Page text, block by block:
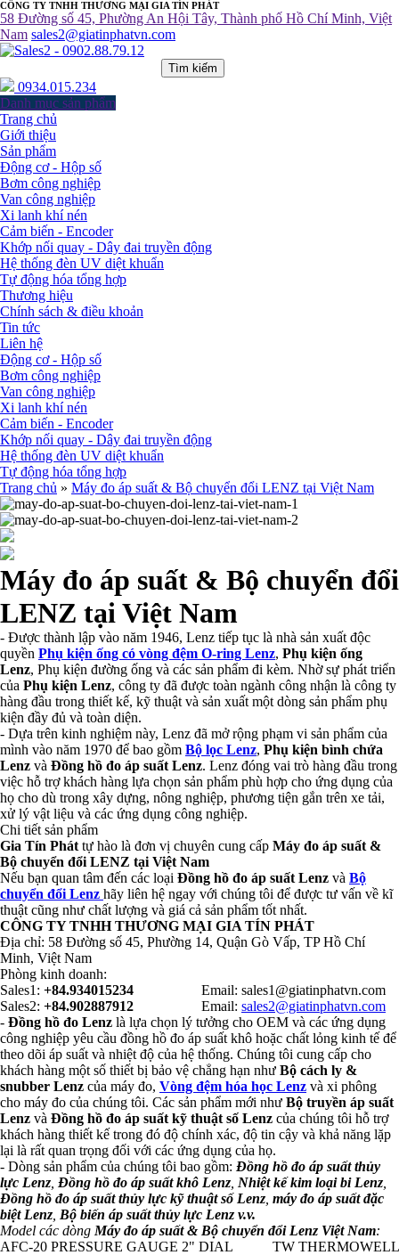
CÔNG TY TNHH THƯƠNG MẠI GIA TÍN PHÁT
58 Đường số 45, Phường An Hội Tây, Thành phố Hồ Chí Minh, Việt
Nam sales2@giatinphatvn.com
Tìm kiếm
0934.015.234
Danh mục sản phẩm
Trang chủ
Giới thiệu
Sản phẩm
Động cơ - Hộp số
Bơm công nghiệp
Van công nghiệp
Xi lanh khí nén
Cảm biến - Encoder
Khớp nối quay - Dây đai truyền động
Hệ thống đèn UV diệt khuẩn
Tự động hóa tổng hợp
Thương hiệu
Chính sách & điều khoản
Tin tức
Liên hệ
Động cơ - Hộp số
Bơm công nghiệp
Van công nghiệp
Xi lanh khí nén
Cảm biến - Encoder
Khớp nối quay - Dây đai truyền động
Hệ thống đèn UV diệt khuẩn
Tự động hóa tổng hợp
Trang chủ » Máy đo áp suất & Bộ chuyển đổi LENZ tại Việt Nam
Máy đo áp suất & Bộ chuyển đổi
LENZ tại Việt Nam
- Được thành lập vào năm 1946, Lenz tiếp tục là nhà sản xuất độc
quyền Phụ kiện ống có vòng đệm O-ring Lenz, Phụ kiện ống
Lenz, Phụ kiện đường ống và các sản phẩm đi kèm. Nhờ sự phát triển
của Phụ kiện Lenz, công ty đã được toàn ngành công nhận là công ty
hàng đầu trong thiết kế, kỹ thuật và sản xuất một dòng sản phẩm phụ
kiện đầy đủ và toàn diện.
- Dựa trên kinh nghiệm này, Lenz đã mở rộng phạm vi sản phẩm của
mình vào năm 1970 để bao gồm Bộ lọc Lenz, Phụ kiện bình chứa
Lenz và Đồng hồ đo áp suất Lenz. Lenz đóng vai trò hàng đầu trong
việc hỗ trợ khách hàng lựa chọn sản phẩm phù hợp cho ứng dụng của
họ cho dù trong xây dựng, nông nghiệp, phương tiện gắn trên xe tải,
xử lý vật liệu và các ứng dụng công nghiệp.
Chi tiết sản phẩm
Gia Tín Phát tự hào là đơn vị chuyên cung cấp Máy đo áp suất &
Bộ chuyển đổi LENZ tại Việt Nam
Nếu bạn quan tâm đến các loại Đồng hồ đo áp suất Lenz và Bộ
chuyển đổi Lenz hãy liên hệ ngay với chúng tôi để được tư vấn về kĩ
thuật cũng như chất lượng và giá cả sản phẩm tốt nhất.
CÔNG TY TNHH THƯƠNG MẠI GIA TÍN PHÁT
Địa chỉ: 58 Đường số 45, Phường 14, Quận Gò Vấp, TP Hồ Chí
Minh, Việt Nam
Phòng kinh doanh:
Sales1: +84.934015234 Email: sales1@giatinphatvn.com
Sales2: +84.902887912 Email: sales2@giatinphatvn.com
- Đồng hồ đo Lenz là lựa chọn lý tưởng cho OEM và các ứng dụng
công nghiệp yêu cầu đồng hồ đo áp suất khô hoặc chất lỏng kinh tế để
theo dõi áp suất và nhiệt độ của hệ thống. Chúng tôi cung cấp cho
khách hàng một số thiết bị bảo vệ chẳng hạn như Bộ cách ly &
snubber Lenz của máy đo, Vòng đệm hóa học Lenz và xi phông
cho máy đo của chúng tôi. Các sản phẩm mới như Bộ truyền áp suất
Lenz và Đồng hồ đo áp suất kỹ thuật số Lenz của chúng tôi hỗ trợ
khách hàng thiết kế trong đó độ chính xác, độ tin cậy và khả năng lặp
lại là rất quan trọng đối với các ứng dụng của họ.
- Dòng sản phẩm của chúng tôi bao gồm: Đồng hồ đo áp suất thủy
lực Lenz Đồng hồ đo áp suất khô Lenz Nhiệt kế kim loại bi Lenz
Đồng hồ đo áp suất thủy lực kỹ thuật số Lenz máy đo áp suất đặc
biệt Lenz Bộ biến áp suất thủy lực Lenz v.v.
Model các dòng Máy đo áp suất & Bộ chuyển đổi Lenz Việt Nam:
AFC-20 PRESSURE GAUGE 2" DIAL
TW THERMOWELL